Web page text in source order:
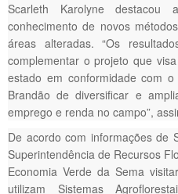
Scarleth Karolyne
conhecimento de novos
áreas alteradas. “Os
complementar o projeto que
estado em conformidade com
Brandão de diversificar e
emprego e renda no campo”,
De acordo com informações de
Superintendência de Recursos
Economia Verde da Sema
utilizam Sistemas